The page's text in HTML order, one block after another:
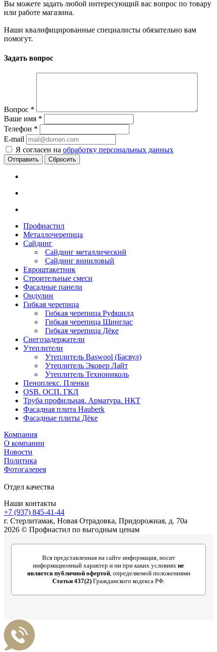
Вы можете задать любой интересующий вас вопрос по товару
или работе магазина.
Наши квалифицированные специалисты обязательно вам
помогут.
Задать вопрос
Вопрос *
Ваше имя *
Телефон *
E-mail
Я согласен на обработку персональных данных
Сбросить
Профнастил
Металлочерепица
Сайдинг
Сайдинг металлический
Сайдинг виниловый
Евроштакетник
Строительные смеси
Фасадные панели
Ондулин
Гибкая черепица
Гибкая черепица Руфшилд
Гибкая черепица Шинглас
Гибкая черепица Дёке
Снегозадержатели
Утеплители
Утеплитель Baswool (Басвул)
Утеплитель Эковер Лайт
Утеплитель Технониколь
Пеноплекс. Пленки
OSB. ОСП. ГКЛ
Труба профильная. Арматура. НКТ
Фасадная плита Hauberk
Фасадные плиты Дёке
Компания
О компании
Новости
Политика
Фотогалерея
Отдел качества
Наши контакты
+7 (937) 845-41-44
г. Стерлитамак, Новая Отрадовка, Придорожная, д. 70а
2026 © Профнастил по выгодным ценам
Вся представленная на сайте информация, носит
информационный характер и ни при каких условиях не
является публичной офертой, определяемой положениями
Статьи 437(2) Гражданского кодекса РФ.